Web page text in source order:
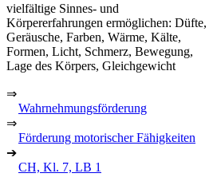
vielfältige Sinnes- und
Körpererfahrungen ermöglichen: Düfte,
Geräusche, Farben, Wärme, Kälte,
Formen, Licht, Schmerz, Bewegung,
Lage des Körpers, Gleichgewicht
⇒
Wahrnehmungsförderung
⇒
Förderung motorischer Fähigkeiten
➔
CH, Kl. 7, LB 1